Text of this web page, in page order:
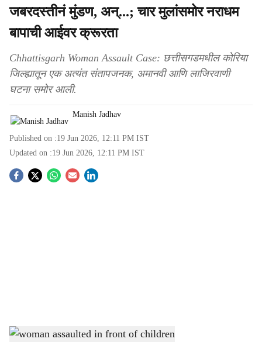
जबरदस्तीनं मुंडण, अन्...; चार मुलांसमोर नराधम
बापाची आईवर क्रूरता
Chhattisgarh Woman Assault Case: छत्तीसगडमधील कोरिया
जिल्ह्यातून एक अत्यंत संतापजनक, अमानवी आणि लाजिरवाणी
घटना समोर आली.
Manish Jadhav
Published on :19 Jun 2026, 12:11 PM IST
Updated on :19 Jun 2026, 12:11 PM IST
S
Chhattisgarh Woman Assault-Dainik Gomantak